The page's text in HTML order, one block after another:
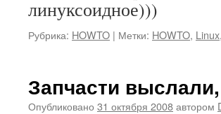
линуксоидное)))
Рубрика: HOWTO | Метки: HOWTO, Linux,
Запчасти
Опубликовано 31 октября 2008автором